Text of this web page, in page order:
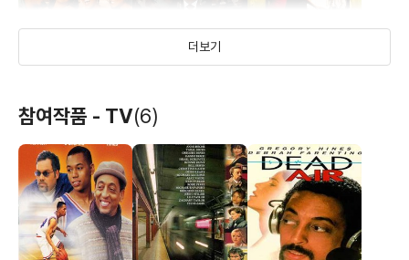
사랑을 기다리며
배우(마빈)
르네상스 맨
배우(카스)
배우
더보기
참여작품 - TV(6)